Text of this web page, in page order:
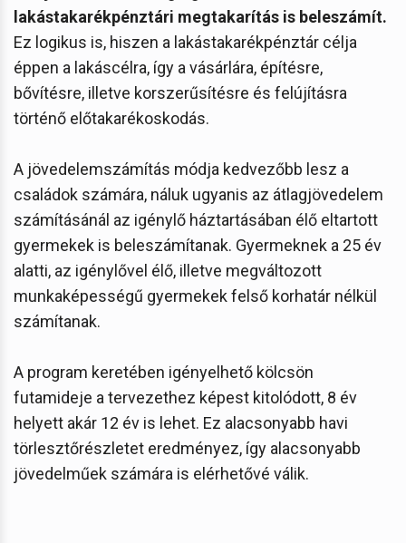
lakástakarékpénztári megtakarítás is beleszámít.
Ez logikus is, hiszen a lakástakarékpénztár célja
éppen a lakáscélra, így a vásárlára, építésre,
bővítésre, illetve korszerűsítésre és felújításra
történő előtakarékoskodás.
A jövedelemszámítás módja kedvezőbb lesz a
családok számára, náluk ugyanis az átlagjövedelem
számításánál az igénylő háztartásában élő eltartott
gyermekek is beleszámítanak. Gyermeknek a 25 év
alatti, az igénylővel élő, illetve megváltozott
munkaképességű gyermekek felső korhatár nélkül
számítanak.
A program keretében igényelhető kölcsön
futamideje a tervezethez képest kitolódott, 8 év
helyett akár 12 év is lehet. Ez alacsonyabb havi
törlesztőrészletet eredményez, így alacsonyabb
jövedelműek számára is elérhetővé válik.